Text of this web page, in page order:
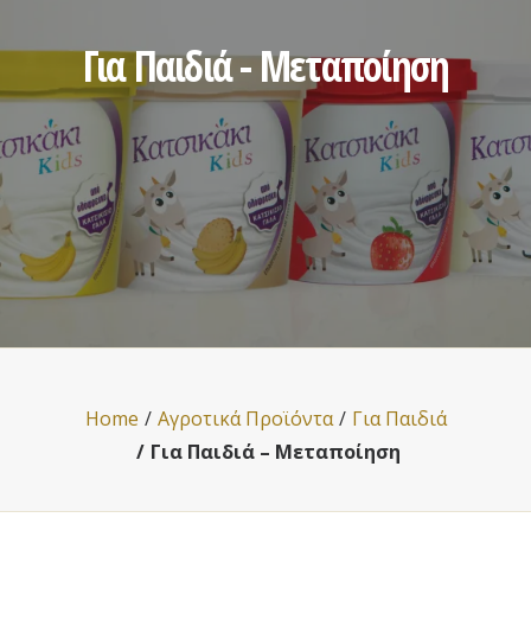
Για Παιδιά - Μεταποίηση
Home Αγροτικά Προϊόντα
Για Παιδιά
Για Παιδιά – Μεταποίηση